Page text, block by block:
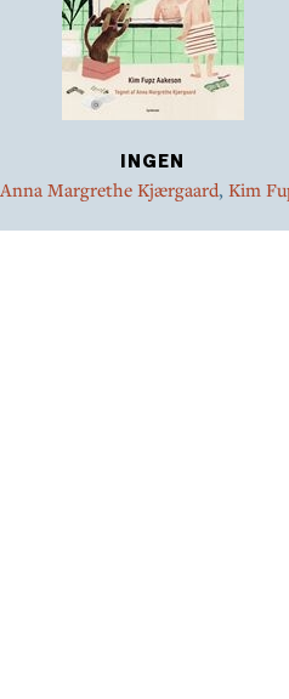
INGEN
Anna Margrethe Kjærgaard, Kim